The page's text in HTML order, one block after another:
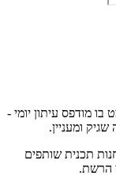
בו מודפס עיתון יומי -
ומעניין.
תכנית שותפים